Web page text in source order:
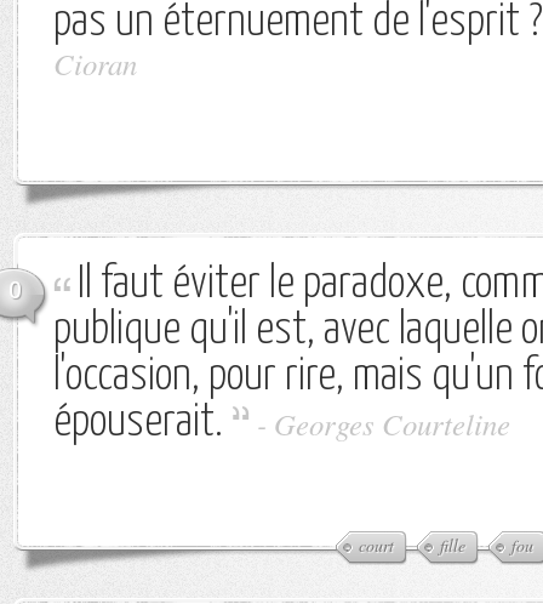
pas un éternuement de l'esprit ?
Cioran
0
Il faut éviter le paradoxe,
publique qu'il est, avec laquelle
l'occasion, pour rire, mais qu'un
épouserait.
- Georges Courteline
court fille fou